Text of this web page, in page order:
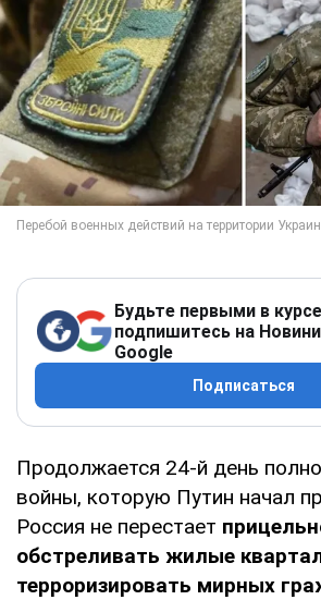
Будьте первыми в
подпишитесь на
Google
Подписаться
Продолжается 24-й день
войны, которую Путин начал
Россия не перестает
обстреливать жилые
терроризировать мирных